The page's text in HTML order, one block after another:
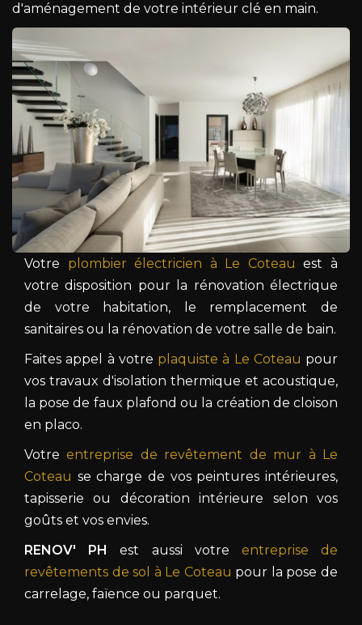
d'aménagement de votre intérieur clé en main.
Votre plombier électricien à Le Coteau est à
votre disposition pour la rénovation électrique
de votre habitation, le remplacement de
sanitaires ou la rénovation de votre salle de bain.
Faites appel à votre plaquiste à Le Coteau pour
vos travaux d'isolation thermique et acoustique,
la pose de faux plafond ou la création de cloison
en placo.
Votreentreprise de revêtement de mur à Le
Coteau se charge de vos peintures intérieures,
tapisserie ou décoration intérieure selon vos
goûts et vos envies.
RENOV' PH
est aussi votre entreprise de
revêtements de sol à Le Coteau pour la pose de
carrelage, faïence ou parquet.